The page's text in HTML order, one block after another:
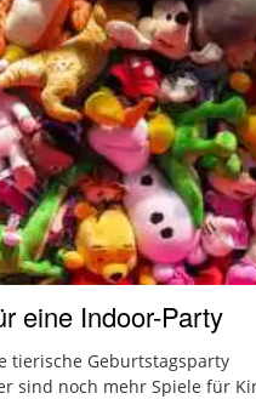
eine Indoor-Party
tierische Geburtstagsparty
sind noch mehr Spiele für